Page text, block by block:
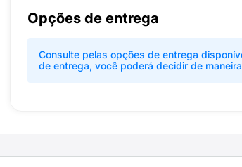
Opções de entrega
Consulte pelas opções de entrega
de entrega, você poderá decidir de